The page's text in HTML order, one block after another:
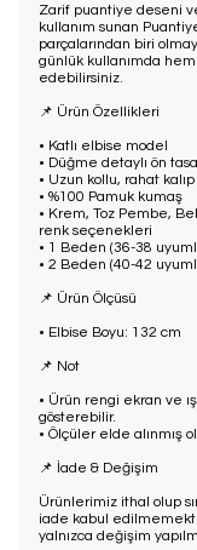
Zarif puantiye deseni
kullanım sunan
parçalarından biri
günlük kullanımda
edebilirsiniz.
📌 Ürün Özellikleri
• Katlı elbise model
• Düğme detaylı ön
• Uzun kollu, rahat kalıp
• %100 Pamuk kumaş
• Krem, Toz Pembe,
renk seçenekleri
• 1 Beden (36-38
• 2 Beden (40-42
📌 Ürün Ölçüsü
• Elbise Boyu: 132 cm
📌 Not
• Ürün rengi ekran ve
gösterebilir.
• Ölçüler elde alınmış
📌 İade & Değişim
Ürünlerimiz ithal olup
iade kabul
yalnızca değişim